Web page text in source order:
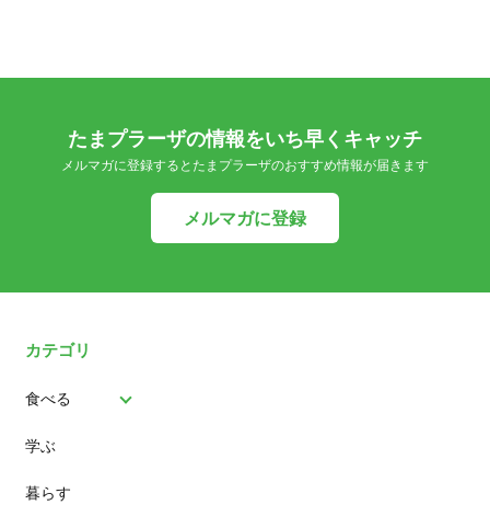
たまプラーザの情報をいち早くキャッチ
メルマガに登録するとたまプラーザのおすすめ情報が届きます
メルマガに登録
カテゴリ
食べる
パン
スイーツ
学ぶ
暮らす